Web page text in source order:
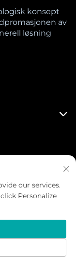
konsept
av
løsning
our services.
Personalize